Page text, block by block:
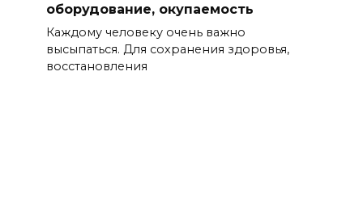
оборудование, окупаемость
Каждому человеку очень важно
высыпаться. Для сохранения здоровья,
восстановления